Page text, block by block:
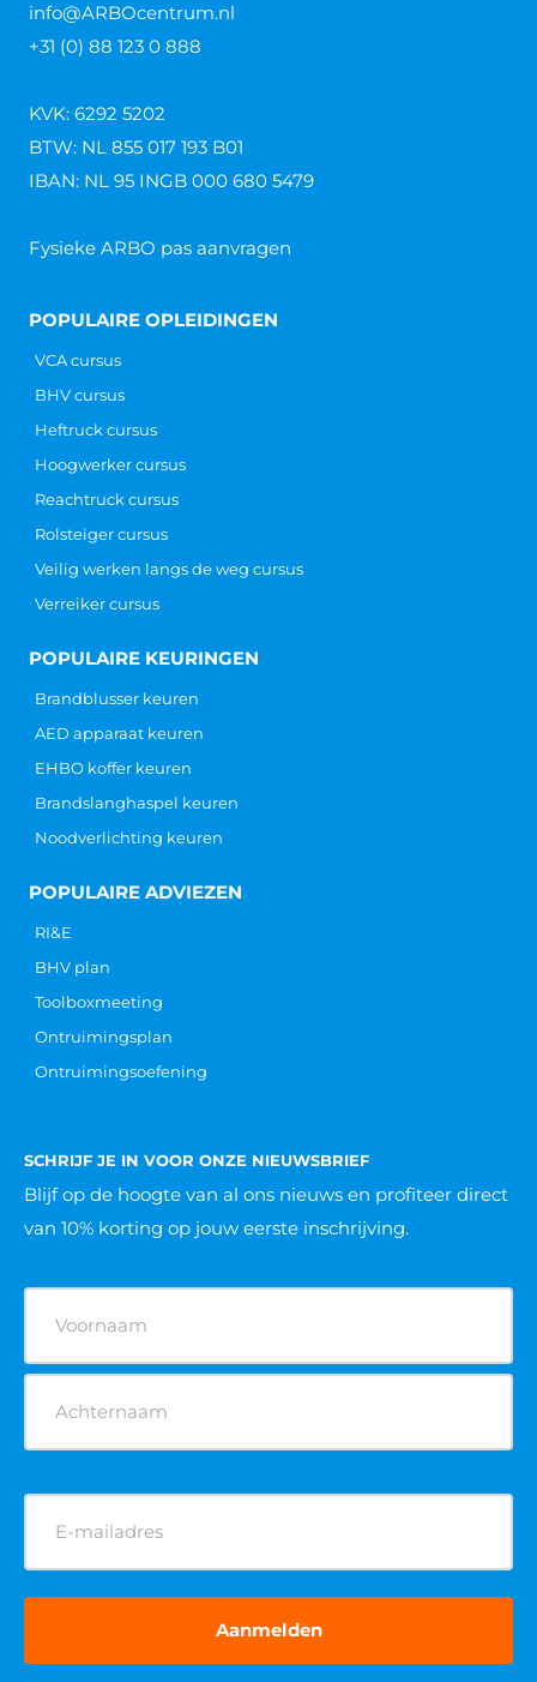
info@ARBOcentrum.nl
+31 (0) 88 123 0 888
KVK: 6292 5202
BTW: NL 855 017 193 B01
IBAN: NL 95 INGB 000 680 5479
Fysieke ARBO pas aanvragen
POPULAIRE OPLEIDINGEN
VCA cursus
BHV cursus
Heftruck cursus
Hoogwerker cursus
Reachtruck cursus
Rolsteiger cursus
Veilig werken langs de weg cursus
Verreiker cursus
POPULAIRE KEURINGEN
Brandblusser keuren
AED apparaat keuren
EHBO koffer keuren
Brandslanghaspel keuren
Noodverlichting keuren
POPULAIRE ADVIEZEN
RI&E
BHV plan
Toolboxmeeting
Ontruimingsplan
Ontruimingsoefening
SCHRIJF JE IN VOOR ONZE NIEUWSBRIEF
Blijf op de hoogte van al ons nieuws en profiteer direct
van 10% korting op jouw eerste inschrijving.
(Vereist)
E-
mailadres
(Vereist)